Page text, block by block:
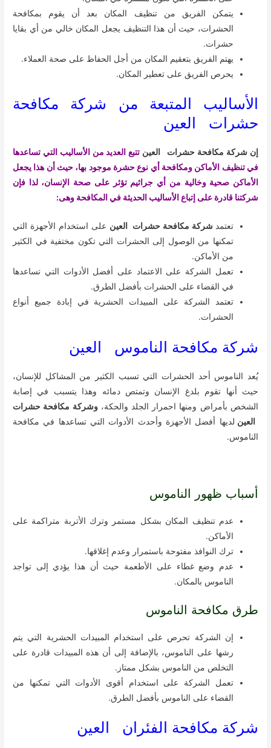
يتمكن الفريق من تنظيف المكان بعد أن يقوم بمكافحة
الحشرات، حيث أن هذا التنظيف يجعل المكان خالي من أي بقايا
حشرات.
يهتم الفريق بتعقيم المكان من أجل الحفاظ على صحة العملاء.
يحرص الفريق على تعطير المكان.
الأساليب المتبعة من شركة مكافحة
حشرات العين
إن شركة مكافحة حشرات العين تتبع العديد من الأساليب التي تساعدها
في تنظيف الأماكن ومكافحة أي نوع حشرة موجود بها، حيث أن هذا يجعل
الأماكن صحية وخالية من أي جراثيم تؤثر على صحة الإنسان، لذا فإن
شركتنا قادرة على إتباع الأساليب الحديثة في المكافحة وهى:
تعتمد شركة مكافحة حشرات العين على استخدام الأجهزة التي
تمكنها من الوصول إلى الحشرات التي تكون مختفية في الكثير
من الأماكن.
تعمل الشركة على الاعتماد على أفضل الأدوات التي تساعدها
في القضاء على الحشرات بأفضل الطرق.
تعتمد الشركة على المبيدات الحشرية في إبادة جميع أنواع
الحشرات.
شركة مكافحة الناموس العين
يُعد الناموس أحد الحشرات التي تسبب الكثير من المشاكل للإنسان،
حيث أنها تقوم بلدغ الإنسان وتمتص دمائه وهذا يتسبب في إصابة
الشخص بأمراض ومنها احمرار الجلد والحكة،وشركة مكافحة حشرات
العين لديها أفضل الأجهزة وأحدث الأدوات التي تساعدها في مكافحة
الناموس.
أسباب ظهور الناموس
عدم تنظيف المكان بشكل مستمر وترك الأتربة متراكمة على
الأماكن.
ترك النوافذ مفتوحة باستمرار وعدم إغلاقها.
عدم وضع غطاء على الأطعمة حيث أن هذا يؤدي إلى تواجد
الناموس بالمكان.
طرق مكافحة الناموس
إن الشركة تحرص على استخدام المبيدات الحشرية التي يتم
رشها على الناموس، بالإضافة إلى أن هذه المبيدات قادرة على
التخلص من الناموس بشكل ممتاز.
تعمل الشركة على استخدام أقوى الأدوات التي تمكنها من
القضاء على الناموس بأفضل الطرق.
شركة مكافحة الفئران العين